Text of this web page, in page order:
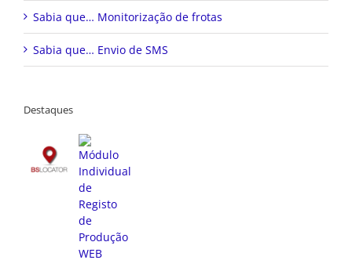
Sabia que… Monitorização de frotas
Sabia que… Envio de SMS
Destaques